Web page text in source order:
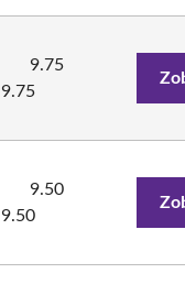
9.75
9.75
9.50
9.50